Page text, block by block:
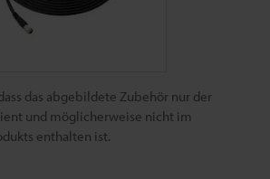
das abgebildete Zubehör nur der
und möglicherweise nicht im
enthalten ist.